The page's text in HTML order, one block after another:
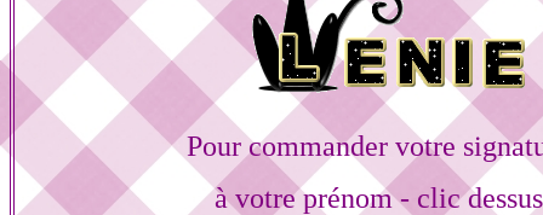
Pour commander votre
à votre prénom - clic dessus